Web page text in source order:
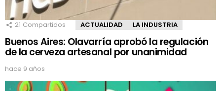
21 Compartidos ACTUALIDAD LA INDUSTRIA
Buenos Aires: Olavarría aprobó la regulación
de la cerveza artesanal por unanimidad
hace 9 años